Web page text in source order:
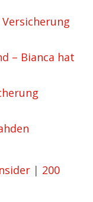
– Bianca hat
| 200